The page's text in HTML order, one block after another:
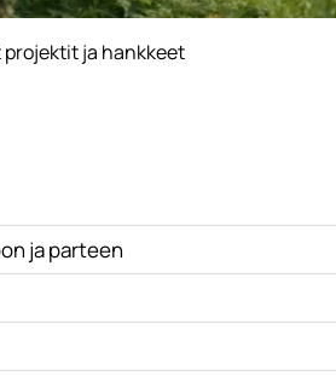
ja hankkeet
ja parteen